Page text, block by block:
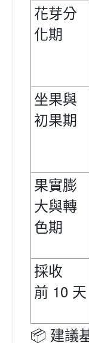
花芽分
化期
坐果與
初果期
果實膨
大與轉
色期
採收
前 10 天
📦 建議